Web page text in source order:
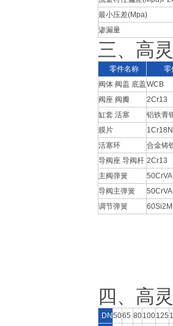
最小压差(Mpa)
渗漏量
三、高
零件名称
零
阀体 阀盖 底盖WCB
阀座 阀瓣
2Cr13
缸套 活塞
铝铁青
膜片
活塞环
合金铸
导阀座 导阀杆 2Cr13
主阀弹簧
50CrVA
导阀主弹簧
50CrVA
调节弹簧
四、高
DN 5065 80100125